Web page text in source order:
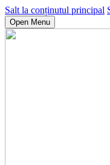
Salt la conținutul principal
Open Menu